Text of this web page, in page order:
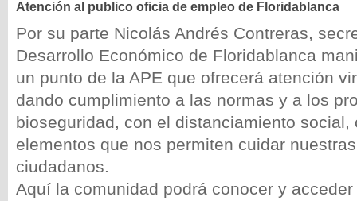
Atención al publico oficia de empleo de Floridablanca
Por su parte Nicolás Andrés Contreras,
Desarrollo Económico de Floridablanca
un punto de la APE que ofrecerá atención
dando cumplimiento a las normas y a los
bioseguridad, con el distanciamiento social,
elementos que nos permiten cuidar
ciudadanos.
Aquí la comunidad podrá conocer y